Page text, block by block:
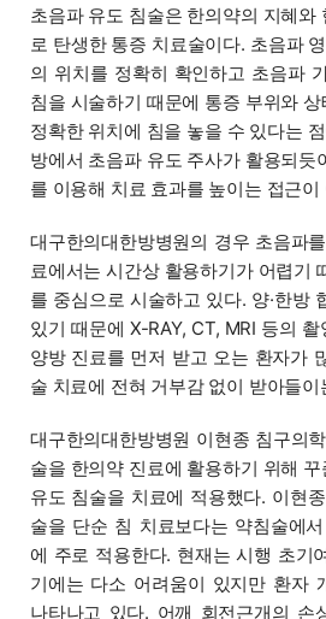
초음파 유도 침술은 한의약의 지혜와
로 탄생한 통증 치료술이다. 초음파
의 위치를 정확히 확인하고 초음파
침을 시술하기 때문에 통증 부위와
정확한 위치에 침을 놓을 수 있다는
방에서 초음파 유도 주사가 활용되듯
를 이용해 치료 효과를 높이는 접근
대구한의대한방병원의 경우 초음파
료에서는 시간상 활용하기가 어렵기
를 중심으로 시술하고 있다. 양·한방
있기 때문에 X-RAY, CT, MRI 등의
양방 진료를 먼저 받고 오는 환자가
술 치료에 전혀 거부감 없이 받아들이
대구한의대한방병원 이현종 침구의
술을 한의약 진료에 활용하기 위해
유도 침술을 치료에 적용했다. 이현
술을 단순 침 치료보다는 약침술에
에 주로 적용한다. 현재는 시행 초기
기에는 다소 어려움이 있지만 환자
나타나고 있다. 어깨 회전근개의 손